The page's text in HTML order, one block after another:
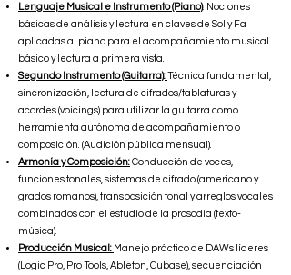
Lenguaje Musical e Instrumento (Piano): Nociones
básicas de análisis y lectura en claves de Sol y Fa
aplicadas al piano para el acompañamiento musical
básico y lectura a primera vista.
Segundo Instrumento (Guitarra):
Técnica fundamental,
sincronización, lectura de cifrados/tablaturas y
acordes (voicings) para utilizar la guitarra como
herramienta autónoma de acompañamiento o
composición. (Audición pública mensual).
Armonía y Composición:Conducción de voces,
funciones tonales, sistemas de cifrado (americano y
grados romanos), transposición tonal y arreglos vocales
combinados con el estudio de la prosodia (texto-
música).
Producción Musical: Manejo práctico de DAWs líderes
(Logic Pro, Pro Tools, Ableton, Cubase), secuenciación